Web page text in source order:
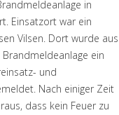
in
Einsatzort war ein
Vilsen. Dort wurde aus
ein
und
Nach einiger Zeit
dass kein Feuer zu